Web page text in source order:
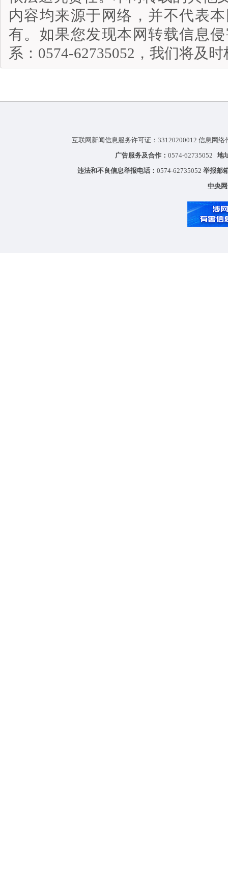
内容均来源于网络，并不代表
有。如果您发现本网转载信息
系：0574-62735052，我们将及
互联网新闻信息服务许可证：33120200012 信息网
广告服务及合作： 0574-62735052 地
违法和不良信息举报电话： 0574-62735052 举报邮
中央